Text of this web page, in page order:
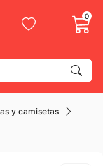
0
más...
y camisetas